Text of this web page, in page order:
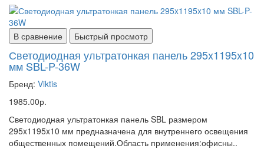
В сравнение Быстрый просмотр
Светодиодная ультратонкая панель 295x1195x10
мм SBL-P-36W
Бренд: Viktis
1985.00р.
Светодиодная ультратонкая панель SBL размером
295x1195x10 мм предназначена для внутреннего освещения
общественных помещений.Область применения:офисны..